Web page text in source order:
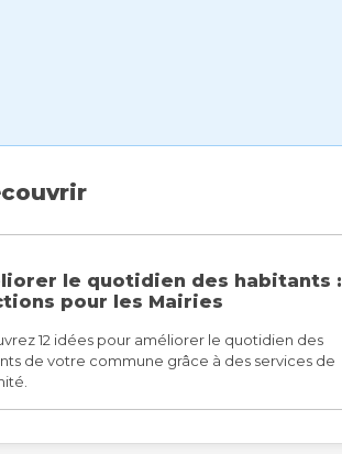
le quotidien des habitants :
pour les Mairies
12 idées pour améliorer le quotidien des
de votre commune grâce à des services de